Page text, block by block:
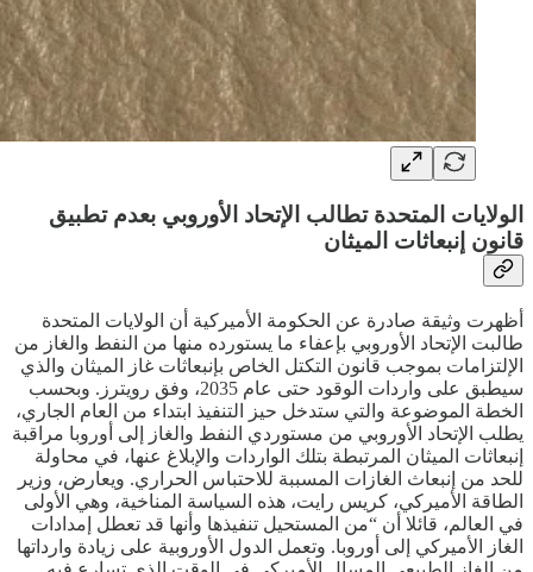
الولايات المتحدة تطالب الإتحاد الأوروبي بعدم تطبيق
قانون إنبعاثات الميثان
أظهرت وثيقة صادرة عن الحكومة الأميركية أن الولايات المتحدة
طالبت الإتحاد الأوروبي بإعفاء ما يستورده منها من النفط والغاز من
الإلتزامات بموجب قانون التكتل الخاص بإنبعاثات غاز الميثان والذي
سيطبق على واردات الوقود حتى عام 2035، وفق رويترز. وبحسب
الخطة الموضوعة والتي ستدخل حيز التنفيذ ابتداء من العام الجاري،
يطلب الإتحاد الأوروبي من مستوردي النفط والغاز إلى أوروبا مراقبة
إنبعاثات الميثان المرتبطة بتلك الواردات والإبلاغ عنها، في محاولة
للحد من إنبعاث الغازات المسببة للاحتباس الحراري. ويعارض، وزير
الطاقة الأميركي، كريس رايت، هذه السياسة المناخية، وهي الأولى
في العالم، قائلا أن “من المستحيل تنفيذها وأنها قد تعطل إمدادات
الغاز الأميركي إلى أوروبا. وتعمل الدول الأوروبية على زيادة وارداتها